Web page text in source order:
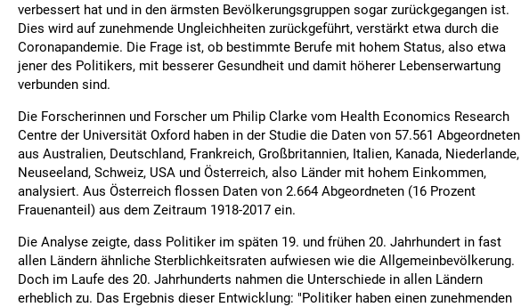
verbessert hat und in den ärmsten Bevölkerungsgruppen sogar zurückgegangen ist.
Dies wird auf zunehmende Ungleichheiten zurückgeführt, verstärkt etwa durch die
Coronapandemie. Die Frage ist, ob bestimmte Berufe mit hohem Status, also etwa
jener des Politikers, mit besserer Gesundheit und damit höherer Lebenserwartung
verbunden sind.
Die Forscherinnen und Forscher um Philip Clarke vom Health Economics Research
Centre der Universität Oxford haben in der Studie die Daten von 57.561 Abgeordneten
aus Australien, Deutschland, Frankreich, Großbritannien, Italien, Kanada, Niederlande,
Neuseeland, Schweiz, USA und Österreich, also Länder mit hohem Einkommen,
analysiert. Aus Österreich flossen Daten von 2.664 Abgeordneten (16 Prozent
Frauenanteil) aus dem Zeitraum 1918-2017 ein.
Die Analyse zeigte, dass Politiker im späten 19. und frühen 20. Jahrhundert in fast
allen Ländern ähnliche Sterblichkeitsraten aufwiesen wie die Allgemeinbevölkerung.
Doch im Laufe des 20. Jahrhunderts nahmen die Unterschiede in allen Ländern
erheblich zu. Das Ergebnis dieser Entwicklung: "Politiker haben einen zunehmenden